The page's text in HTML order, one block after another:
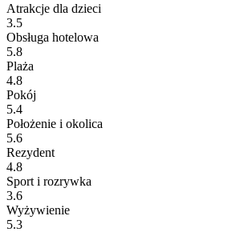
Atrakcje dla dzieci
3.5
Obsługa hotelowa
5.8
Plaża
4.8
Pokój
5.4
Położenie i okolica
5.6
Rezydent
4.8
Sport i rozrywka
3.6
Wyżywienie
5.3